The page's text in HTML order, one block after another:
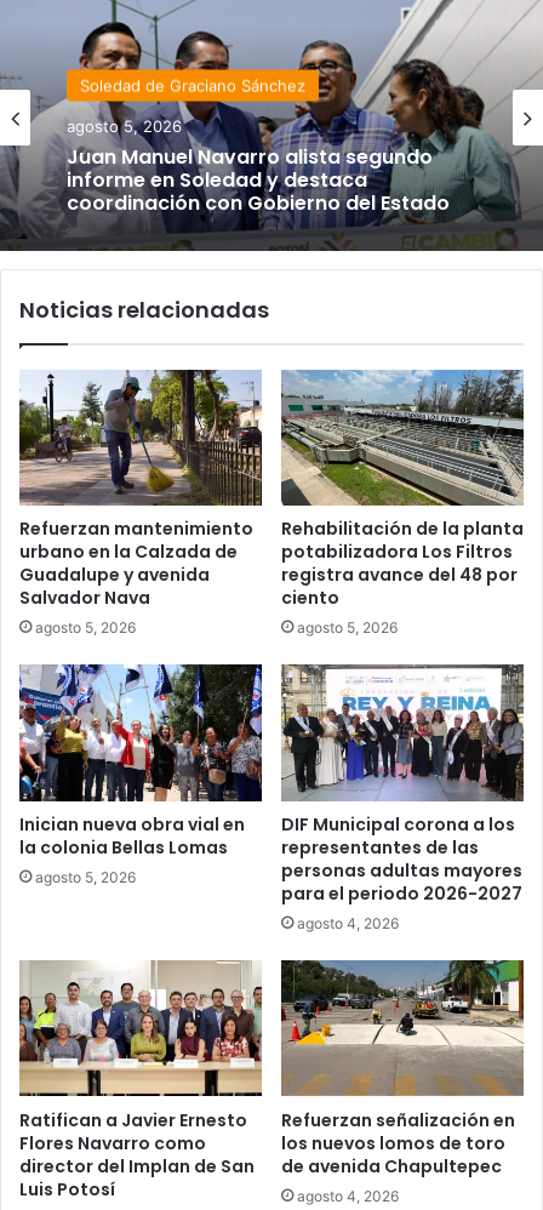
Soledad de Graciano Sánchez
agosto 5, 2026
Juan Manuel Navarro alista segundo
informe en Soledad y destaca
coordinación con Gobierno del Estado
Noticias relacionadas
Refuerzan mantenimiento
urbano en la Calzada de
Guadalupe y avenida
Salvador Nava
agosto 5, 2026
Rehabilitación de la planta
potabilizadora Los Filtros
registra avance del 48 por
ciento
agosto 5, 2026
Inician nueva obra vial en
la colonia Bellas Lomas
agosto 5, 2026
DIF Municipal corona a los
representantes de las
personas adultas mayores
para el periodo 2026-2027
agosto 4, 2026
Ratifican a Javier Ernesto
Flores Navarro como
director del Implan de San
Luis Potosí
Refuerzan señalización en
los nuevos lomos de toro
de avenida Chapultepec
agosto 4, 2026